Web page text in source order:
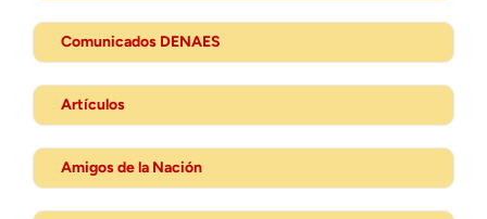
Comunicados DENAES
Artículos
Amigos de la Nación